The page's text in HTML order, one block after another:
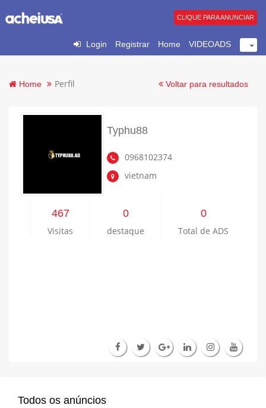
Login Registrar Home VIDEOADS
CLIQUE PARA ANUNCIAR
Home Perfil Voltar para resultados
Typhu88
0968102374
vietnam
467
Visitas
0
destaque
0
Total de ADS
Todos os anúncios